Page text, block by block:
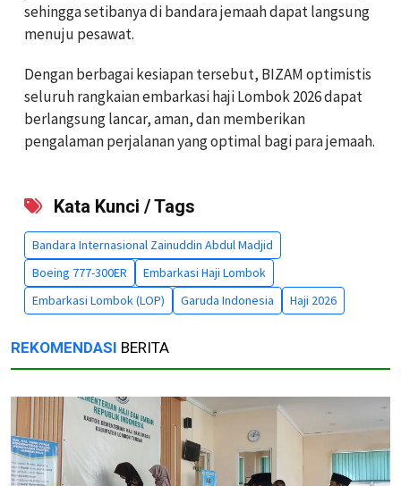
sehingga setibanya di bandara jemaah dapat langsung
menuju pesawat.
Dengan berbagai kesiapan tersebut, BIZAM optimistis
seluruh rangkaian embarkasi haji Lombok 2026 dapat
berlangsung lancar, aman, dan memberikan
pengalaman perjalanan yang optimal bagi para jemaah.
Kata Kunci / Tags
Bandara Internasional Zainuddin Abdul Madjid
Boeing 777-300ER
Embarkasi Haji Lombok
Embarkasi Lombok (LOP)
Garuda Indonesia Haji 2026
REKOMENDASI BERITA